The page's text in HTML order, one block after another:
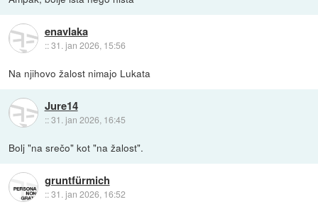
enavlaka
::31. jan 2026, 15:56
Na njihovo žalost nimajo Lukata
Jure14
::31. jan 2026, 16:45
Bolj "na srečo" kot "na žalost".
gruntfürmich
::31. jan 2026, 16:52